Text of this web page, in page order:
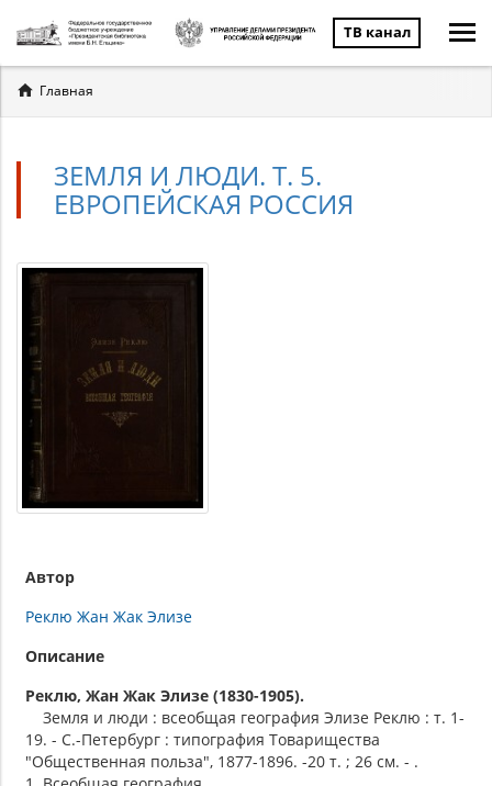
ТВ канал
Вы
здесь
Главная
ЗЕМЛЯ И ЛЮДИ. Т. 5.
ЕВРОПЕЙСКАЯ РОССИЯ
Автор
Реклю Жан Жак Элизе
Описание
Реклю, Жан Жак Элизе (1830-1905).
Земля и люди : всеобщая география Элизе Реклю : т. 1-
19. - С.-Петербург : типография Товарищества
"Общественная польза", 1877-1896. -20 т. ; 26 см. - .